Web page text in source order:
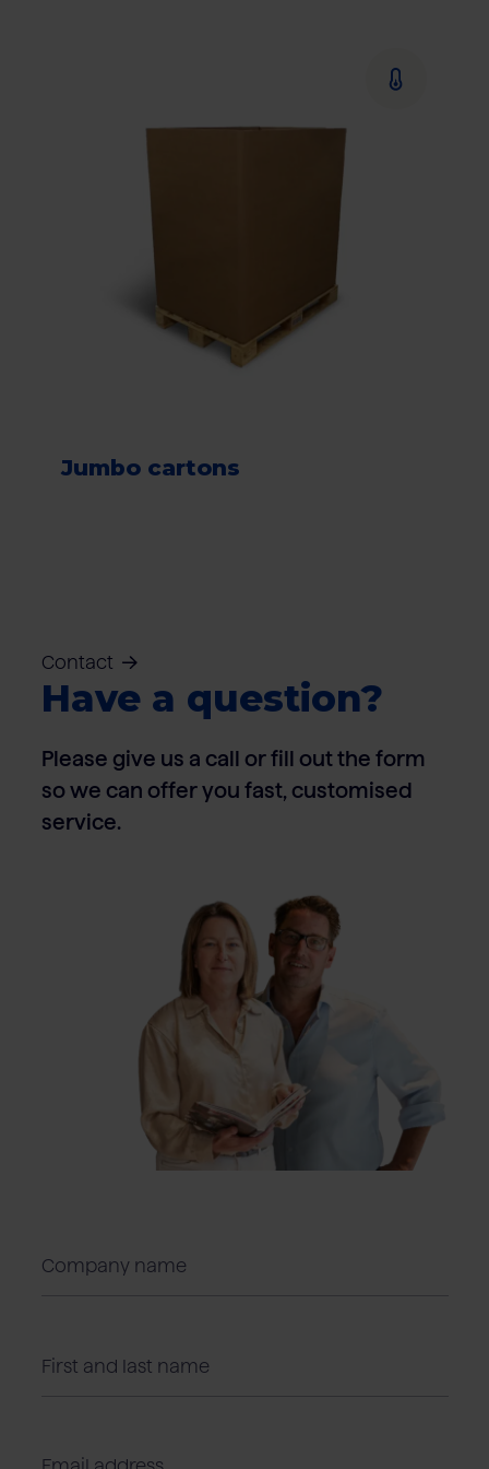
Jumbo cartons
Contact
Have a question?
Please give us a call or fill out the form
so we can offer you fast, customised
service.